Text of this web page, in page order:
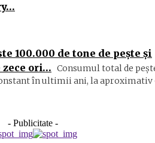
100.000 de tone de peşte şi
zece ori… Consumul total de
în ul­timii ani, la aproximativ
- Publicitate -